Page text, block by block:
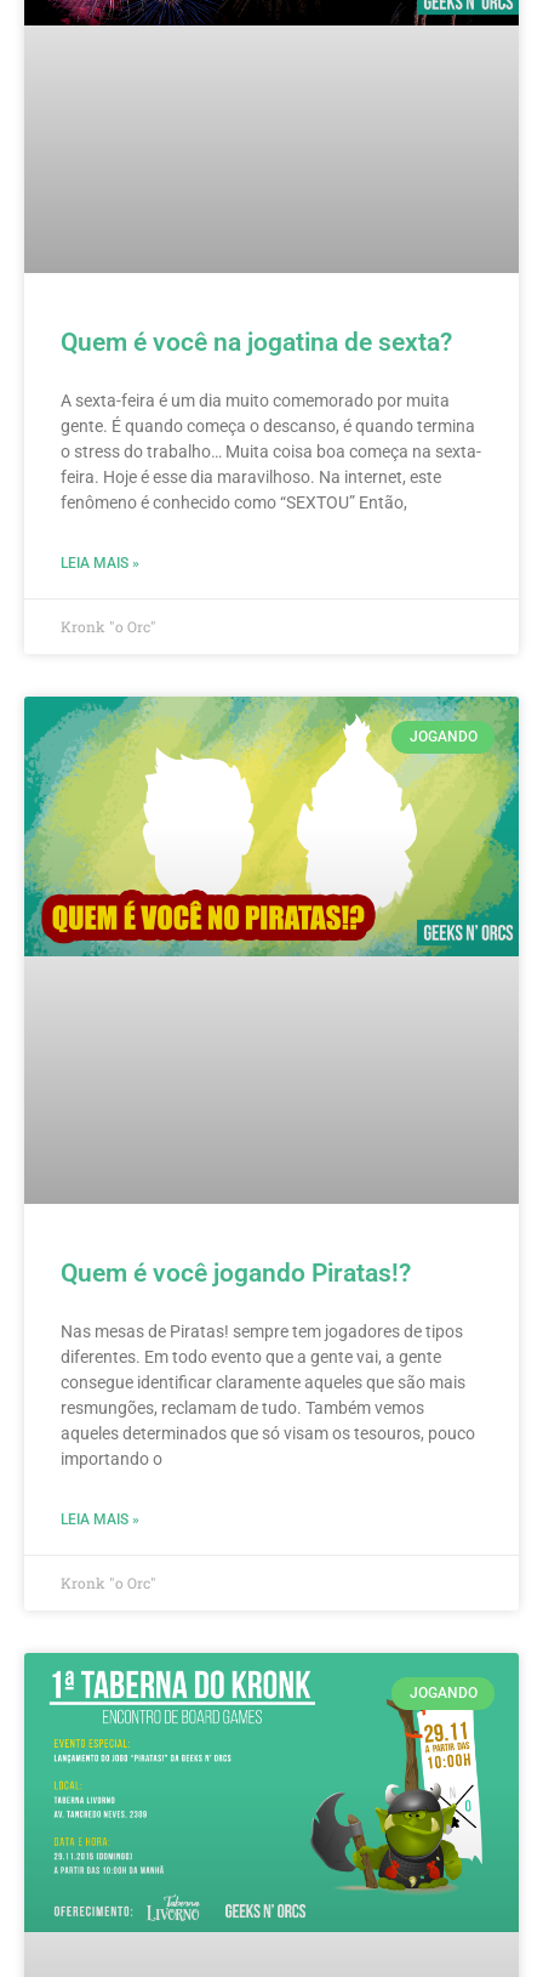
Quem é você na jogatina de sexta?
A sexta-feira é um dia muito comemorado por muita
gente. É quando começa o descanso, é quando termina
o stress do trabalho… Muita coisa boa começa na sexta-
feira. Hoje é esse dia maravilhoso. Na internet, este
fenômeno é conhecido como “SEXTOU” Então,
LEIA MAIS »
Kronk "o Orc"
JOGANDO
Quem é você jogando Piratas!?
Nas mesas de Piratas! sempre tem jogadores de tipos
diferentes. Em todo evento que a gente vai, a gente
consegue identificar claramente aqueles que são mais
resmungões, reclamam de tudo. Também vemos
aqueles determinados que só visam os tesouros, pouco
importando o
LEIA MAIS »
Kronk "o Orc"
JOGANDO